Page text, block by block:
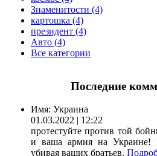
Знаменитости (4)
картошка (4)
президент (4)
Авто (4)
Все категории
Последние
Имя: Украина
01.03.2022 | 12:22
протестуйте против той
и ваша армия на Украине!
убивая ваших братьев.